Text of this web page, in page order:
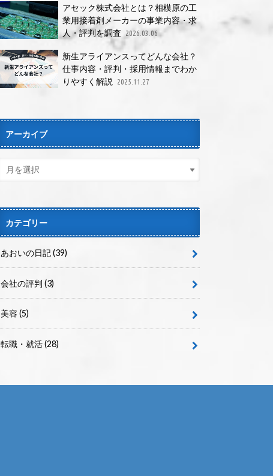
アセック株式会社とは？相模原の工
業用接着剤メーカーの事業内容・求
人・評判を調査
2026.03.06
新生アライアンスってどんな会社？
仕事内容・評判・採用情報までわか
りやすく解説 2025.11.27
アーカイブ
カテゴリー
あおいの日記(39)
会社の評判(3)
美容(5)
転職・就活(28)